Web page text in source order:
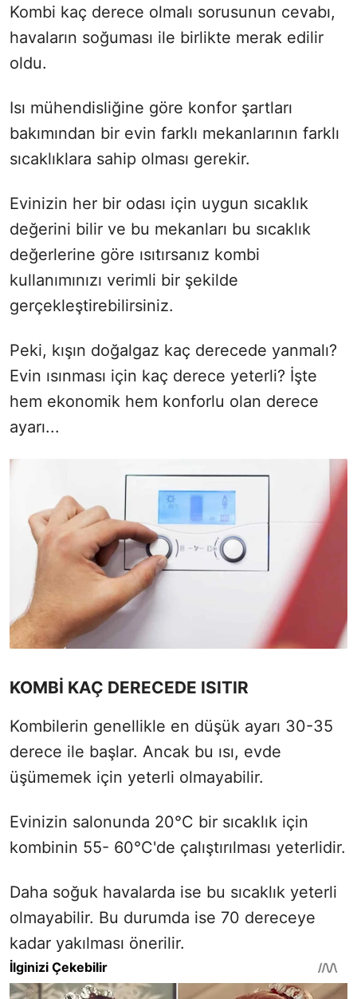
Kombi kaç derece olmalı sorusunun cevabı,
havaların soğuması ile birlikte merak edilir
oldu.
Isı mühendisliğine göre konfor şartları
bakımından bir evin farklı mekanlarının farklı
sıcaklıklara sahip olması gerekir.
Evinizin her bir odası için uygun sıcaklık
değerini bilir ve bu mekanları bu sıcaklık
değerlerine göre ısıtırsanız kombi
kullanımınızı verimli bir şekilde
gerçekleştirebilirsiniz.
Peki, kışın doğalgaz kaç derecede yanmalı?
Evin ısınması için kaç derece yeterli? İşte
hem ekonomik hem konforlu olan derece
ayarı...
KOMBİ KAÇ DERECEDE ISITIR
Kombilerin genellikle en düşük ayarı 30-35
derece ile başlar. Ancak bu ısı, evde
üşümemek için yeterli olmayabilir.
Evinizin salonunda 20°C bir sıcaklık için
kombinin 55- 60°C'de çalıştırılması yeterlidir.
Daha soğuk havalarda ise bu sıcaklık yeterli
olmayabilir. Bu durumda ise 70 dereceye
kadar yakılması önerilir.